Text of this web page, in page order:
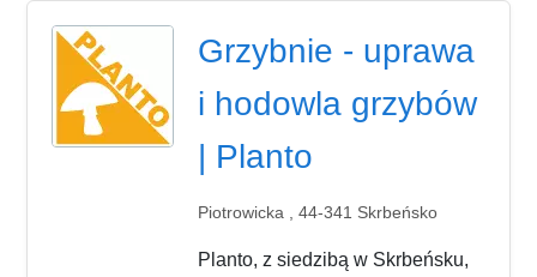
Grzybnie - uprawa
i hodowla grzybów
| Planto
Piotrowicka , 44-341 Skrbeńsko
Planto, z siedzibą w Skrbeńsku,